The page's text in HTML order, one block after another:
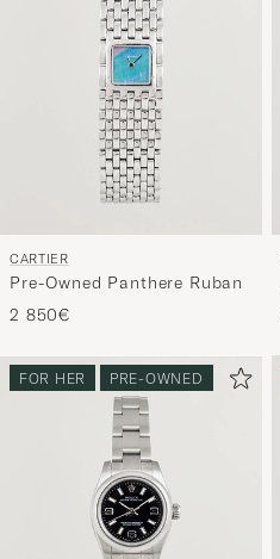
CARTIER
Pre-Owned Panthere Ruban
2 850€
FOR HER PRE-OWNED